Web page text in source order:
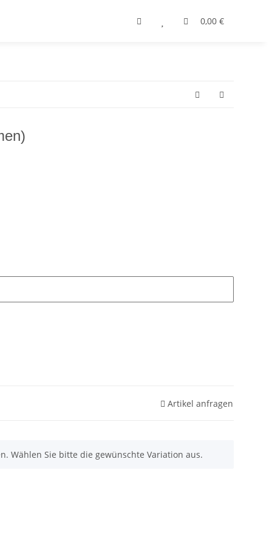
0,00 €
Artikel anfragen
Wählen Sie bitte die gewünschte Variation aus.